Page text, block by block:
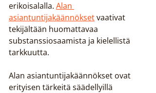
erikoisalalla. Alan
asiantuntijakäännökset vaativat
tekijältään huomattavaa
substanssiosaamista ja kielellistä
tarkkuutta.
Alan asiantuntijakäännökset ovat
erityisen tärkeitä säädellyillä